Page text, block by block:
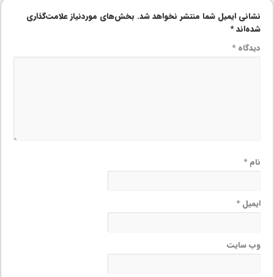
نشانی ایمیل شما منتشر نخواهد شد. بخش‌های موردنیاز علامت‌گذاری
شده‌اند*
دیدگاه*
نام*
ایمیل*
وب‌ سایت